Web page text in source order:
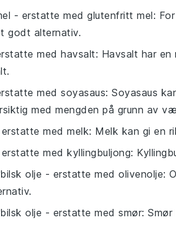
- erstatte med glutenfritt mel:
godt alternativ.
med havsalt: Havsalt har en
med soyasaus: Soyasaus
med mengden på grunn av
med melk: Melk kan gi en
med kyllingbuljong:
olje - erstatte med olivenolje:
olje - erstatte med smør: